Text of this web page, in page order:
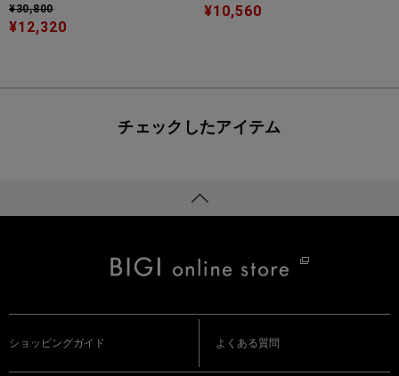
¥30,800
¥12,320
¥10,560
チェックしたアイテム
ショッピングガイド よくある質問